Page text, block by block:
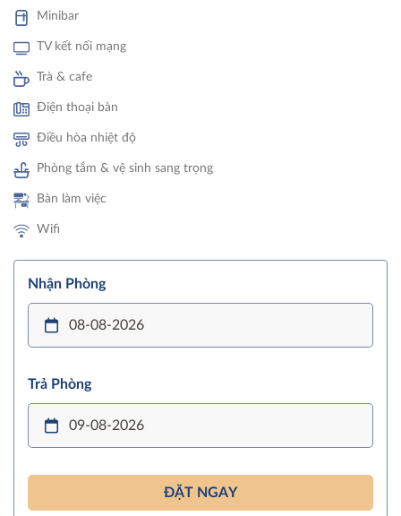
Minibar
TV kết nối mạng
Trà & cafe
Điện thoại bàn
Điều hòa nhiệt độ
Phòng tắm & vệ sinh sang trọng
Bàn làm việc
Wifi
Nhận Phòng
Trả Phòng
ĐẶT NGAY